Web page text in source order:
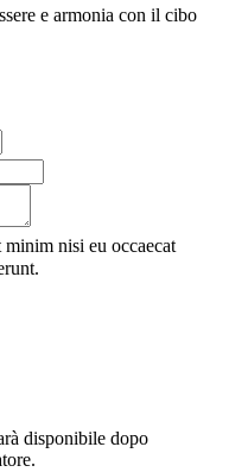
e armonia con il cibo
nisi eu occaecat
disponibile dopo